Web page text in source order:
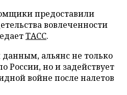
предоставили
вовлеченности
ТАСС.
альянс не только
России, но и задействует
войне после налетов